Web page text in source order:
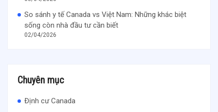
So sánh y tế Canada vs Việt Nam: Những khác biệt
sống còn nhà đầu tư cần biết
02/04/2026
Chuyên mục
Định cư Canada